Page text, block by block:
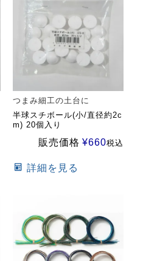
つまみ細工の土台に
半球スチボール(小/直径約2c
m) 20個入り
販売価格 ¥660税込
詳細を見る